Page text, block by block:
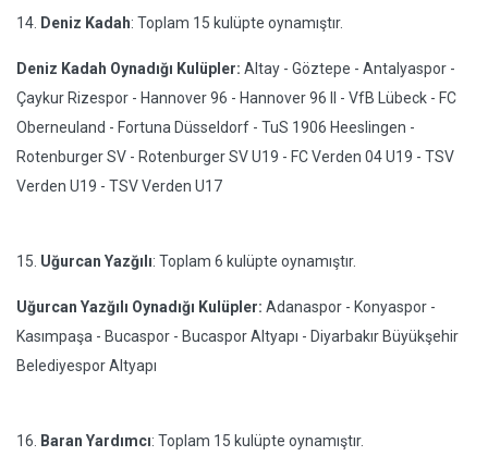
14. Deniz Kadah: Toplam 15 kulüpte oynamıştır.
Deniz Kadah Oynadığı Kulüpler: Altay - Göztepe - Antalyaspor -
Çaykur Rizespor - Hannover 96 - Hannover 96 II - VfB Lübeck - FC
Oberneuland - Fortuna Düsseldorf - TuS 1906 Heeslingen -
Rotenburger SV - Rotenburger SV U19 - FC Verden 04 U19 - TSV
Verden U19 - TSV Verden U17
15. Uğurcan Yazğılı: Toplam 6 kulüpte oynamıştır.
Uğurcan Yazğılı Oynadığı Kulüpler: Adanaspor - Konyaspor -
Kasımpaşa - Bucaspor - Bucaspor Altyapı - Diyarbakır Büyükşehir
Belediyespor Altyapı
16. Baran Yardımcı: Toplam 15 kulüpte oynamıştır.